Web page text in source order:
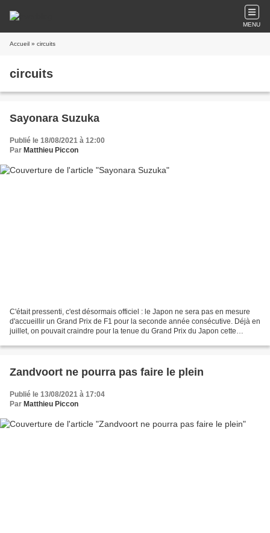
MENU
Accueil » circuits
circuits
Sayonara Suzuka
Publié le 18/08/2021 à 12:00
Par Matthieu Piccon
C'était pressenti, c'est désormais officiel : le Japon ne sera pas en mesure
d'accueillir un Grand Prix de F1 pour la seconde année consécutive. Déjà en
juillet, on pouvait craindre pour la tenue du Grand Prix du Japon cette
Zandvoort ne pourra pas faire le plein
Publié le 13/08/2021 à 17:04
Par Matthieu Piccon